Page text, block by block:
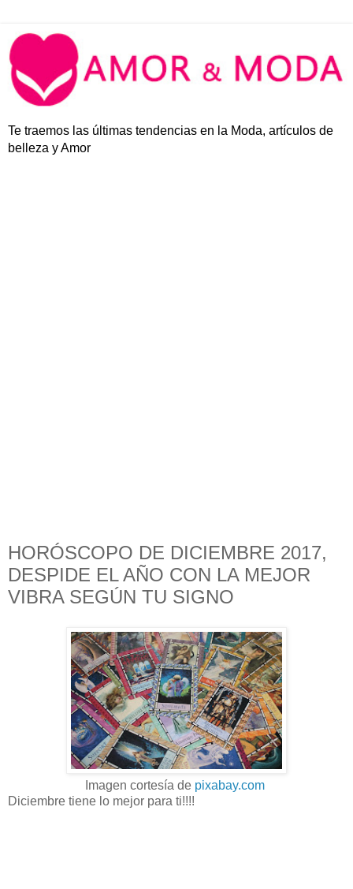
Te traemos las últimas tendencias en la Moda, artículos de
belleza y Amor
HORÓSCOPO DE DICIEMBRE 2017,
DESPIDE EL AÑO CON LA MEJOR
VIBRA SEGÚN TU SIGNO
Imagen cortesía de pixabay.com
Diciembre tiene lo mejor para ti!!!!